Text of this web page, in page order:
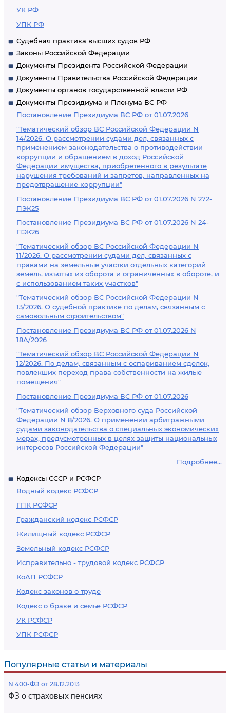
УК РФ
УПК РФ
Судебная практика высших судов РФ
Законы Российской Федерации
Документы Президента Российской Федерации
Документы Правительства Российской Федерации
Документы органов государственной власти РФ
Документы Президиума и Пленума ВС РФ
Постановление Президиума ВС РФ от 01.07.2026
"Тематический обзор ВС Российской Федерации N
14/2026. О рассмотрении судами дел, связанных с
применением законодательства о противодействии
коррупции и обращением в доход Российской
Федерации имущества, приобретенного в результате
нарушения требований и запретов, направленных на
предотвращение коррупции"
Постановление Президиума ВС РФ от 01.07.2026 N 272-
ПЭК25
Постановление Президиума ВС РФ от 01.07.2026 N 24-
ПЭК26
"Тематический обзор ВС Российской Федерации N
11/2026. О рассмотрении судами дел, связанных с
правами на земельные участки отдельных категорий
земель, изъятых из оборота и ограниченных в обороте, и
с использованием таких участков"
"Тематический обзор ВС Российской Федерации N
13/2026. О судебной практике по делам, связанным с
самовольным строительством"
Постановление Президиума ВС РФ от 01.07.2026 N
18А/2026
"Тематический обзор ВС Российской Федерации N
12/2026. По делам, связанным с оспариванием сделок,
повлекших переход права собственности на жилые
помещения"
Постановление Президиума ВС РФ от 01.07.2026
"Тематический обзор Верховного суда Российской
Федерации N 8/2026. О применении арбитражными
судами законодательства о специальных экономических
мерах, предусмотренных в целях защиты национальных
интересов Российской Федерации"
Подробнее...
Кодексы СССР и РСФСР
Водный кодекс РСФСР
ГПК РСФСР
Гражданский кодекс РСФСР
Жилищный кодекс РСФСР
Земельный кодекс РСФСР
Исправительно - трудовой кодекс РСФСР
КоАП РСФСР
Кодекс законов о труде
Кодекс о браке и семье РСФСР
УК РСФСР
УПК РСФСР
Популярные статьи и материалы
N 400-ФЗ от 28.12.2013
ФЗ о страховых пенсиях